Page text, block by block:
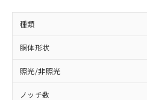
種類
胴体形状
照光/非照光
ノッチ数